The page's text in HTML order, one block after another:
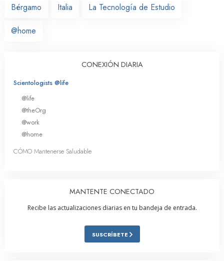
Bérgamo
Italia La Tecnología de Estudio
@home
CONEXIÓN DIARIA
Scientologists @life
@life
@theOrg
@work
@home
CÓMO Mantenerse Saludable
MANTENTE CONECTADO
Recibe las actualizaciones diarias en tu bandeja de entrada.
SUSCRÍBETE